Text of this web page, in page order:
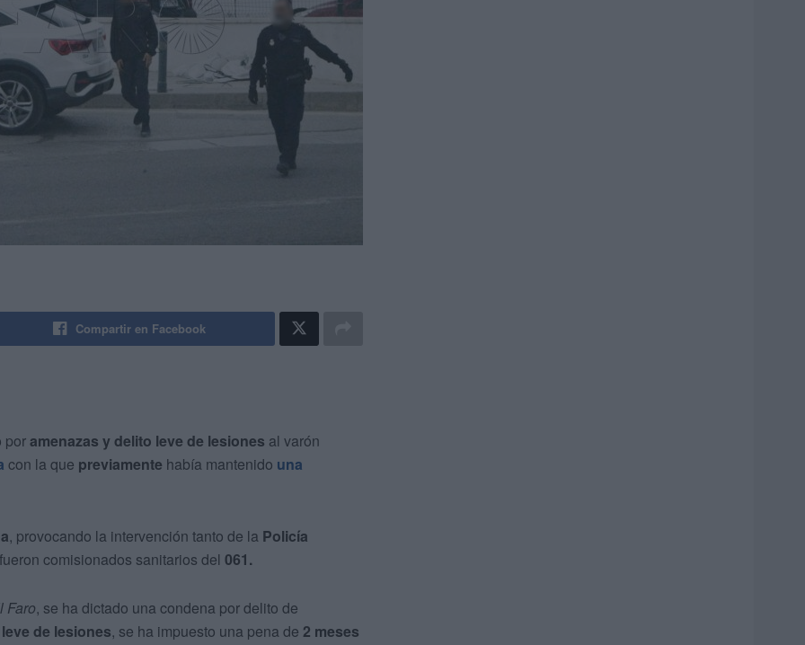
Compartir en Facebook
poramenazas y delito leve de lesiones al varón
con la que previamente había mantenido una
, provocando la intervención tanto de la Policía
comisionados sanitarios del 061.
Faro, se ha dictado una condena por delito de
leve de lesiones, se ha impuesto una pena de 2 meses